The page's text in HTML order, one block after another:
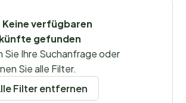
Keine verfügbaren
gefunden
Sie Ihre Suchanfrage oder
Sie alle Filter.
Filter entfernen